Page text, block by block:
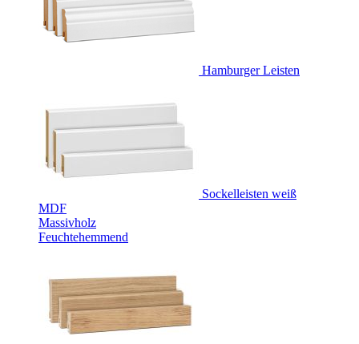
Hamburger Leisten
Sockelleisten weiß
MDF
Massivholz
Feuchtehemmend